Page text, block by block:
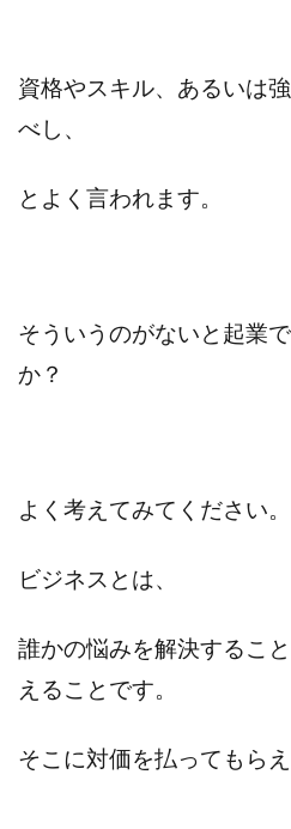
資格やスキル、あるいは
べし、
とよく言われます。
そういうのがないと起業
か？
よく考えてみてください。
ビジネスとは、
誰かの悩みを解決するこ
えることです。
そこに対価を払ってもらえ